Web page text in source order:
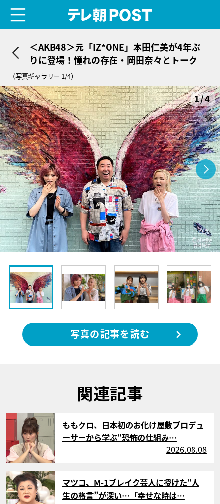
＜AKB48＞元「IZ*ONE」本田仁美が4年ぶ
りに登場！憧れの存在・岡田奈々とトーク
（写真ギャラリー 1/4）
1/4
写真の記事を読む
関連記事
サムネイル
ももクロ、日本初のお化け屋敷プロデュ
ーサーから学ぶ“恐怖の仕組み…
2026.08.08
サムネイル
マツコ、M-1ブレイク芸人に授けた“人
生の格言”が深い…「幸せな時は…